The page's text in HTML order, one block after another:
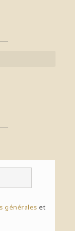
générales et